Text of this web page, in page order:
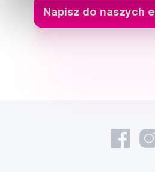
Napisz do naszych